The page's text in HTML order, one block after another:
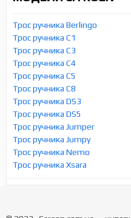
Трос ручника Berlingo
Трос ручника C1
Трос ручника C3
Трос ручника C4
Трос ручника C5
Трос ручника C8
Трос ручника DS3
Трос ручника DS5
Трос ручника Jumper
Трос ручника Jumpy
Трос ручника Nemo
Трос ручника Xsara